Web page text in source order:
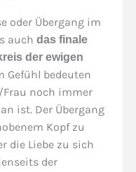
oder Übergang im
auch das finale
der ewigen
Gefühl bedeuten
noch immer
ist. Der Übergang
Kopf zu
die Liebe zu sich
der